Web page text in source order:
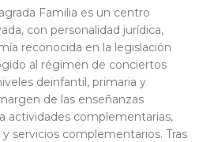
Familia es un centro
con personalidad jurídica,
reconocida en la legislación
al régimen de conciertos
deinfantil, primaria y
de las enseñanzas
actividades complementarias,
servicios complementarios. Tras